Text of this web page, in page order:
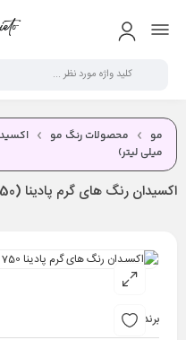
مو محصولات رنگ مو
میلی لیتر)
اکسیدان رنگ های گرم پادینا (750 میلی لیتر)
برند: پادینا